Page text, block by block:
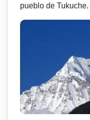
pueblo de Tukuche.